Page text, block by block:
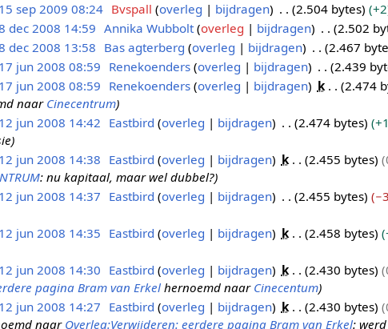
15 sep 2009 08:24 Bvspall overleg bijdragen 2.504 bytes
+2
dec 2008 14:59 Annika Wubbolt overleg bijdragen 2.502
dec 2008 13:58 Bas agterberg overleg bijdragen 2.467
17 jun 2008 08:59 Renekoenders overleg bijdragen 2.439
17 jun 2008 08:59 Renekoenders overleg bijdragen k 2.474
naar Cinecentrum
12 jun 2008 14:42 Eastbird overleg bijdragen 2.474 bytes
12 jun 2008 14:38 Eastbird overleg bijdragen k 2.455 bytes
: nu kapitaal, maar wel dubbel?
12 jun 2008 14:37 Eastbird overleg bijdragen 2.455 bytes
−3
12 jun 2008 14:35 Eastbird overleg bijdragen k 2.458 bytes
12 jun 2008 14:30 Eastbird overleg bijdragen k 2.430 bytes
pagina Bram van Erkelhernoemd naar Cinecentum
12 jun 2008 14:27 Eastbird overleg bijdragen k 2.430 bytes
naar Overleg:Verwijderen: eerdere pagina Bram van Erkel: